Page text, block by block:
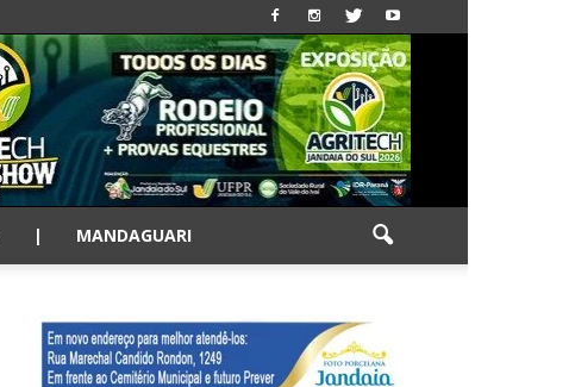
| MANDAGUARI